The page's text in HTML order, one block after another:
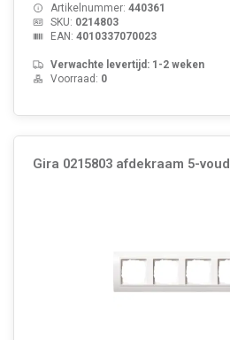
Artikelnummer: 440361
SKU: 0214803
EAN: 4010337070023
Verwachte levertijd: 1-2 weken
Voorraad: 0
Gira 0215803 afdekraam 5-